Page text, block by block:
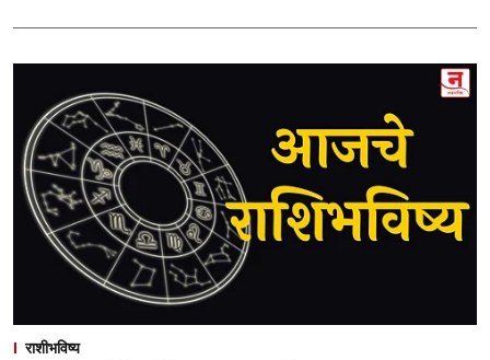
राशीभविष्य